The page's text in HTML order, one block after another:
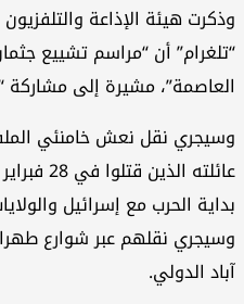
“تلغرام” أن “مراسم تشييع
العاصمة”، مشيرة إلى
وسيجري نقل نعش خامنئي
عائلته
بداية الحرب مع إسرائيل
وسيجري نقلهم عبر شوارع
آباد الدولي.